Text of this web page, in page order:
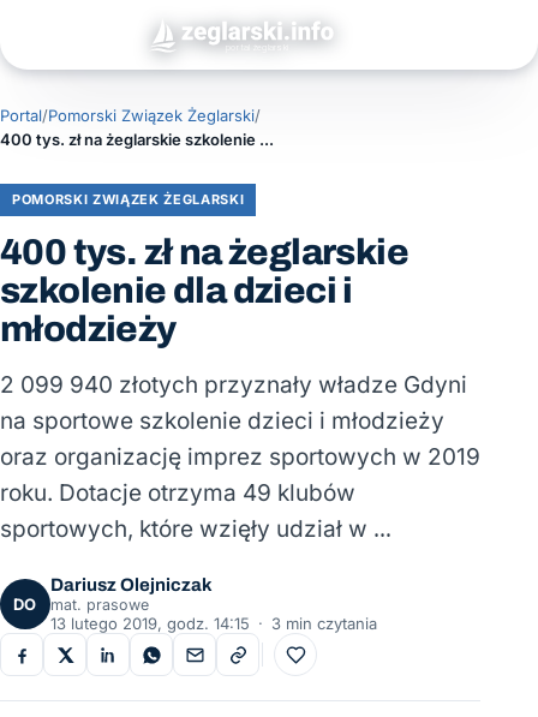
Portal/Pomorski Związek Żeglarski/
400 tys. zł na żeglarskie szkolenie dla dzieci i młodzieży
POMORSKI ZWIĄZEK ŻEGLARSKI
400 tys. zł na żeglarskie
szkolenie dla dzieci i
młodzieży
2 099 940 złotych przyznały władze Gdyni
na sportowe szkolenie dzieci i młodzieży
oraz organizację imprez sportowych w 2019
roku. Dotacje otrzyma 49 klubów
sportowych, które wzięły udział w …
DO
Dariusz Olejniczak
mat. prasowe
13 lutego 2019, godz. 14:15 · 3 min czytania
Do ulubionych